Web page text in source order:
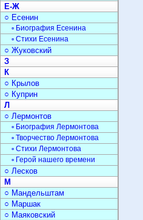
Е-Ж
○ Есенин
▫ Биография Есенина
▫ Стихи Есенина
○ Жуковский
З
К
○ Крылов
○ Куприн
Л
○ Лермонтов
▫ Биография Лермонтова
▫ Творчество Лермонтова
▫ Стихи Лермонтова
▫ Герой нашего времени
○ Лесков
М
○ Мандельштам
○ Маршак
○ Маяковский